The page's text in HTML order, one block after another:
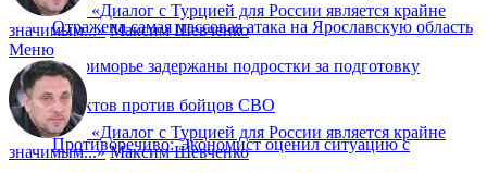
Отражена самая массовая атака на Ярославскую область
В Приморье задержаны подростки за подготовку
терактов против бойцов СВО
Противоречиво: Экономист оценил ситуацию с
«Диалог с Турцией для России является крайне
значимым...» Максим Шевченко
Меню
«Диалог с Турцией для России является крайне
значимым...» Максим Шевченко